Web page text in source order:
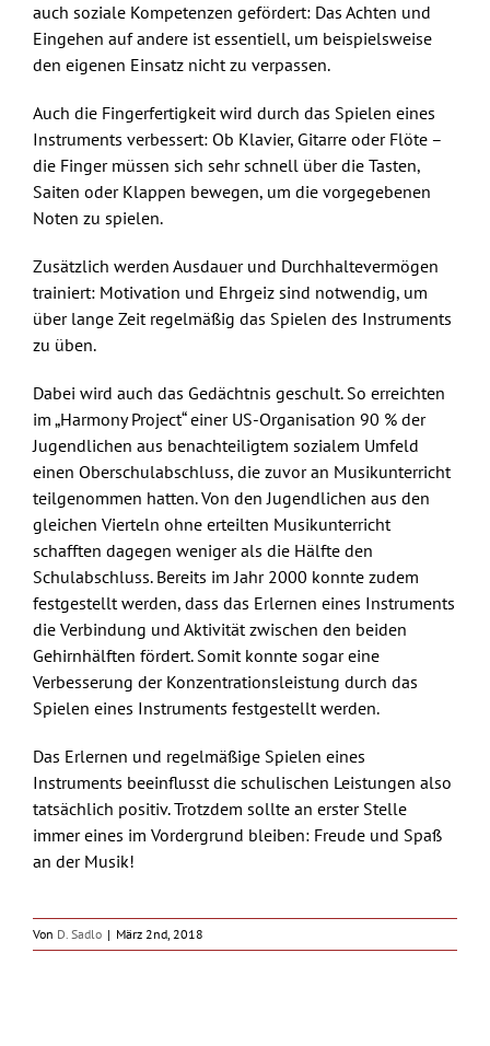
auch soziale Kompetenzen gefördert: Das Achten und
Eingehen auf andere ist essentiell, um beispielsweise
den eigenen Einsatz nicht zu verpassen.
Auch die Fingerfertigkeit wird durch das Spielen eines
Instruments verbessert: Ob Klavier, Gitarre oder Flöte –
die Finger müssen sich sehr schnell über die Tasten,
Saiten oder Klappen bewegen, um die vorgegebenen
Noten zu spielen.
Zusätzlich werden Ausdauer und Durchhaltevermögen
trainiert: Motivation und Ehrgeiz sind notwendig, um
über lange Zeit regelmäßig das Spielen des Instruments
zu üben.
Dabei wird auch das Gedächtnis geschult. So erreichten
im „Harmony Project“ einer US-Organisation 90 % der
Jugendlichen aus benachteiligtem sozialem Umfeld
einen Oberschulabschluss, die zuvor an Musikunterricht
teilgenommen hatten. Von den Jugendlichen aus den
gleichen Vierteln ohne erteilten Musikunterricht
schafften dagegen weniger als die Hälfte den
Schulabschluss. Bereits im Jahr 2000 konnte zudem
festgestellt werden, dass das Erlernen eines Instruments
die Verbindung und Aktivität zwischen den beiden
Gehirnhälften fördert. Somit konnte sogar eine
Verbesserung der Konzentrationsleistung durch das
Spielen eines Instruments festgestellt werden.
Das Erlernen und regelmäßige Spielen eines
Instruments beeinflusst die schulischen Leistungen also
tatsächlich positiv. Trotzdem sollte an erster Stelle
immer eines im Vordergrund bleiben: Freude und Spaß
an der Musik!
Von D. Sadlo | März 2nd, 2018